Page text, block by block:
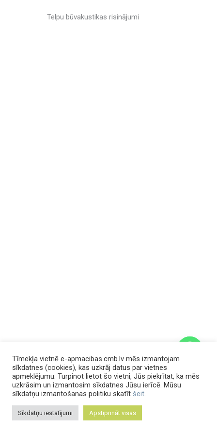
Telpu būvakustikas risinājumi
Tīmekļa vietnē e-apmacibas.cmb.lv mēs izmantojam
sīkdatnes (cookies), kas uzkrāj datus par vietnes
apmeklējumu. Turpinot lietot šo vietni, Jūs piekrītat, ka mēs
uzkrāsim un izmantosim sīkdatnes Jūsu ierīcē. Mūsu
sīkdatņu izmantošanas politiku skatīt šeit.
Sīkdatņu iestatījumi Apstiprināt visas
chaty